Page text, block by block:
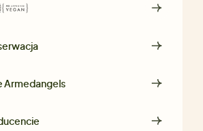
Armedangels